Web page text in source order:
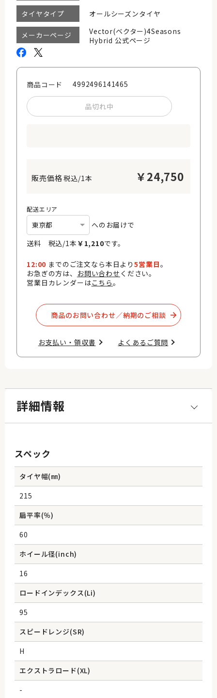
タイヤタイプ オールシーズンタイヤ
メーカーページ
Vector(ベクター)4Seasons
Hybrid 公式ページ
商品コード 4992496141465
品切れ中
税込/1本 ￥24,750
配送エリア
へのお届けで
送料 税込/1本 ￥ 1,210です。
12:00 までのご注文なら本日より5営業日。
お急ぎの方は、 お問い合わせ ください。
営業日カレンダーはこちら。
商品のお問い合わせ／納期のご相談​
お支払い・領収書​ よくあるご質問​
詳細情報
スペック
タイヤ幅(㎜)
215
扁平率(％)
60
ホイール径(inch)
16
ロードインデックス(Li)
95
スピードレンジ(SR)
H
エクストラロード(XL)
-